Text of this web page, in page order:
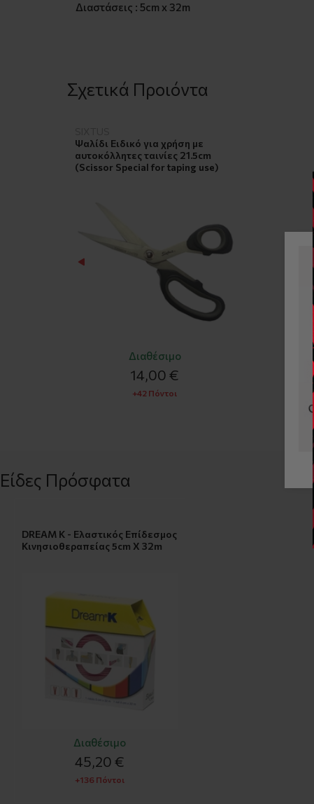
Διαστάσεις : 5cm x 32m
Σχετικά Προιόντα
Ψαλίδι Ειδικό για χρήση με
αυτοκόλλητες ταινίες 21.5cm
(Scissor Special for taping use)
Διαθέσιμο
14,00 €
+42 Πόντοι
Είδες Πρόσφατα
DREAM K - Ελαστικός Επίδεσμος
Κινησιοθεραπείας 5cm X 32m
Διαθέσιμο
45,20 €
+136 Πόντοι